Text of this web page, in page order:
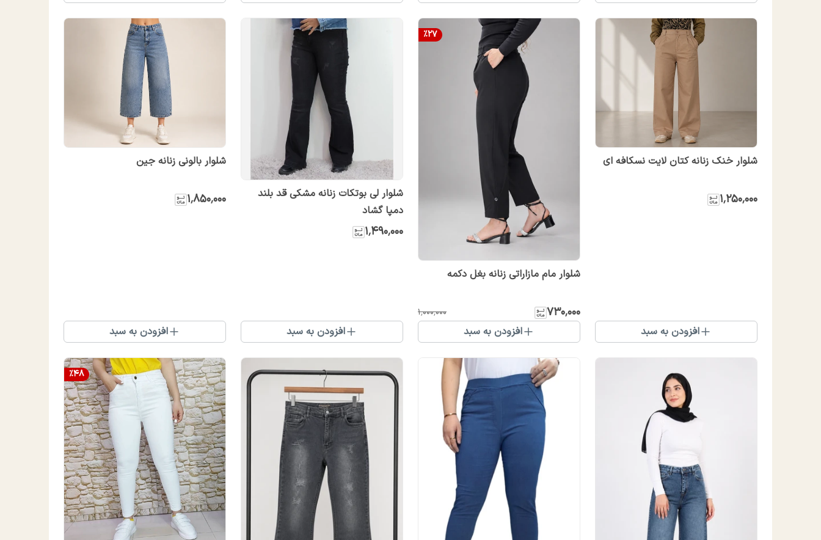
شلوار خنک زنانه کتان لایت نسکافه ای
۱٬۲۵۰٬۰۰۰
افزودن به سبد
%27
شلوار مام مازاراتی زنانه بغل دکمه
۷۳۰٬۰۰۰ ۱٬۰۰۰٬۰۰۰
افزودن به سبد
شلوار لی بوتکات زنانه مشکی قد بلند
دمپا گشاد
۱٬۴۹۰٬۰۰۰
افزودن به سبد
شلوار بالونی زنانه جین
۱٬۸۵۰٬۰۰۰
افزودن به سبد
%48